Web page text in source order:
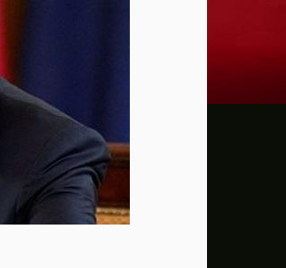
إيران تهدد بمهاجمة
ن.تايمز: مشرعون
الدفاع الروسية: ضربنا
التماس للسماح لطبيب
الرئيس الإيراني: